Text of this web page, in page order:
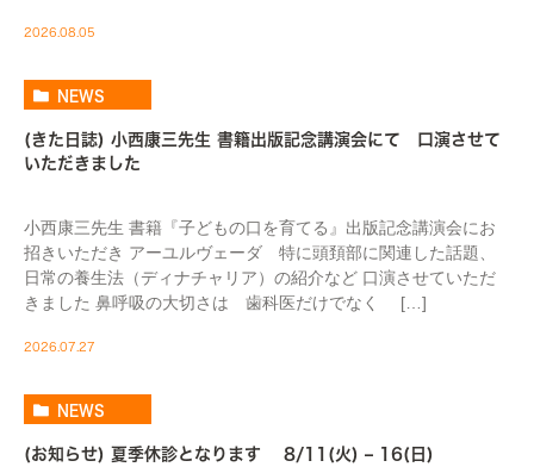
2026.08.05
NEWS
(きた日誌) 小西康三先生 書籍出版記念講演会にて 口演させて
いただきました
小西康三先生 書籍『子どもの口を育てる』出版記念講演会にお
招きいただき アーユルヴェーダ 特に頭頚部に関連した話題、
日常の養生法（ディナチャリア）の紹介など 口演させていただ
きました 鼻呼吸の大切さは 歯科医だけでなく […]
2026.07.27
NEWS
(お知らせ) 夏季休診となります 8/11(火) – 16(日)